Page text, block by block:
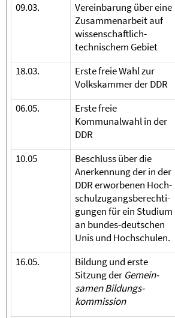
09.03.
Vereinbarung über eine
Zusammenarbeit auf
wissenschaftlich-
technischem Gebiet
18.03.
Erste freie Wahl zur
Volkskammer der DDR
06.05.
Erste freie
Kommunalwahl in der
DDR
10.05
Beschluss über die
Anerkennung der in der
DDR erworbenen Hoch-
schulzugangsberechti-
gungen für ein Studium
an bundes-deutschen
Unis und Hochschulen.
16.05.
Bildung und erste
Sitzung der Gemein-
samen Bildungs-
kommission